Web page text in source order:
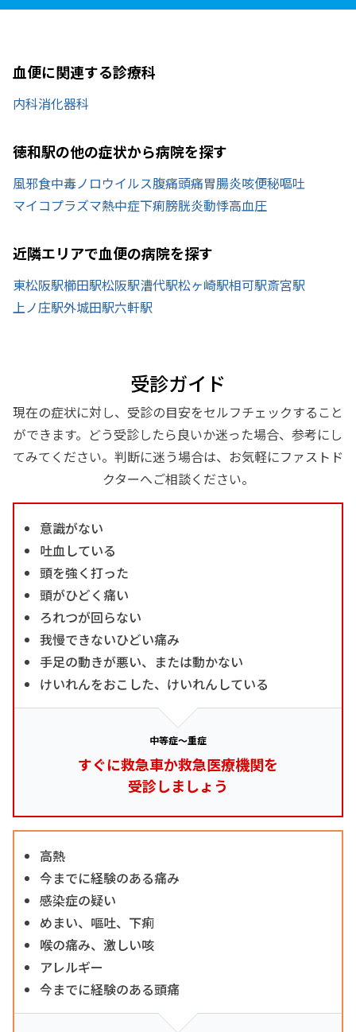
血便に関連する診療科
内科消化器科
徳和駅の他の症状から病院を探す
風邪食中毒ノロウイルス腹痛頭痛胃腸炎咳便秘嘔吐
マイコプラズマ熱中症下痢膀胱炎動悸高血圧
近隣エリアで血便の病院を探す
東松阪駅櫛田駅松阪駅漕代駅松ヶ崎駅相可駅斎宮駅
上ノ庄駅外城田駅六軒駅
受診ガイド
現在の症状に対し、受診の目安をセルフチェックすること
ができます。どう受診したら良いか迷った場合、参考にし
てみてください。判断に迷う場合は、お気軽にファストド
クターへご相談ください。
意識がない
吐血している
頭を強く打った
頭がひどく痛い
ろれつが回らない
我慢できないひどい痛み
手足の動きが悪い、または動かない
けいれんをおこした、けいれんしている
中等症～重症
すぐに救急車か救急医療機関を
受診しましょう
高熱
今までに経験のある痛み
感染症の疑い
めまい、嘔吐、下痢
喉の痛み、激しい咳
アレルギー
今までに経験のある頭痛